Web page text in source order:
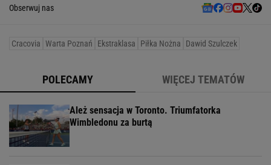
Obserwuj nas
Cracovia Warta Poznań Ekstraklasa Piłka Nożna Dawid Szulczek
POLECAMY WIĘCEJ TEMATÓW
Ależ sensacja w Toronto. Triumfatorka
Wimbledonu za burtą